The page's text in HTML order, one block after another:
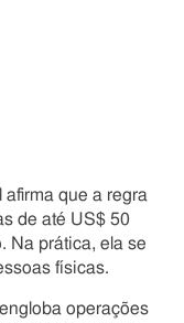
que a regra
de até US$ 50
Na prática, ela se
físicas.
operações